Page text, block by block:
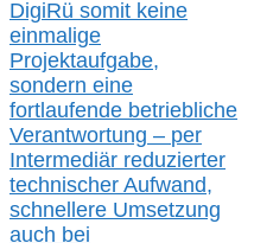
DigiRü somit keine
einmalige
Projektaufgabe,
sondern eine
fortlaufende betriebliche
Verantwortung – per
Intermediär reduzierter
technischer Aufwand,
schnellere Umsetzung
auch bei